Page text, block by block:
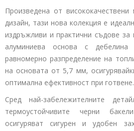
Произведена от
дизайн, тази нова колекция е
издръжливи и практични съдове за
алуминиева основа с
равномерно разпределение на
на основата от 5,7 мм,
оптимална ефективност при готвене.
Сред най-забележителните
термоустойчивите черни
осигуряват сигурен и удобен